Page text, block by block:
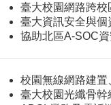
臺大校園網路跨
臺大資訊安全與
協助北區A-SOC
校園無線網路建置
臺大校園光纖骨幹